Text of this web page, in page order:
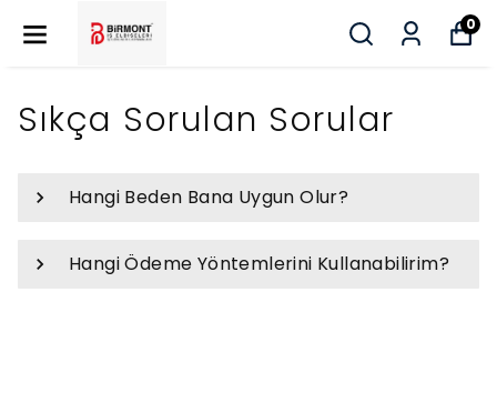
0
Sıkça Sorulan Sorular
Hangi Beden Bana Uygun Olur?
Hangi Ödeme Yöntemlerini Kullanabilirim?